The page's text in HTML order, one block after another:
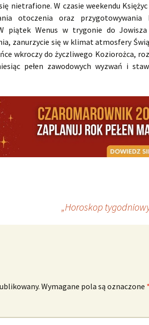
nietrafione. W czasie weekendu
otoczenia oraz przygotowywania
piątek Wenus w trygonie do
zanurzycie się w klimat atmosfery
wkroczy do życzliwego Koziorożca,
pełen zawodowych wyzwań i
„Horoskop
Wymagane pola są oznaczone